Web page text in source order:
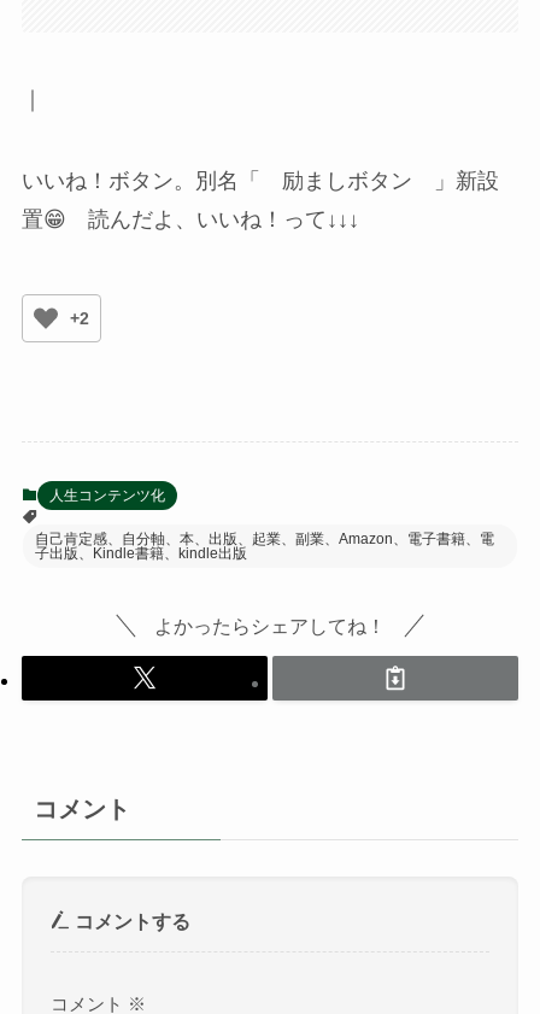
いいね！ボタン。別名「 励ましボタン 」新設
置😁 読んだよ、いいね！って↓↓↓
+2
人生コンテンツ化
自己肯定感、自分軸、本、出版、起業、副業、Amazon、電子書籍、電
子出版、Kindle書籍、kindle出版
よかったらシェアしてね！
コメント
コメントする
コメント ※